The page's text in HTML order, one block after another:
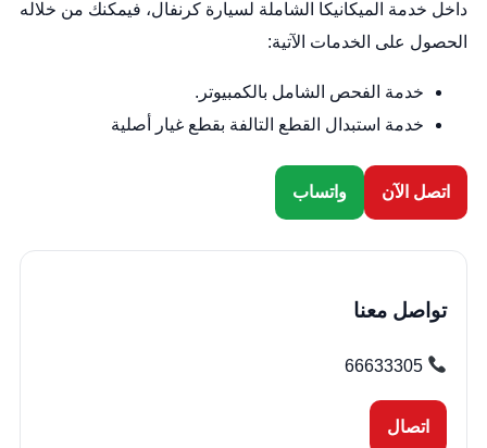
داخل خدمة الميكانيكا الشاملة لسيارة كرنفال، فيمكنك من خلاله
الحصول على الخدمات الآتية:
خدمة الفحص الشامل بالكمبيوتر.
خدمة استبدال القطع التالفة بقطع غيار أصلية
اتصل الآن واتساب
تواصل معنا
66633305
اتصال